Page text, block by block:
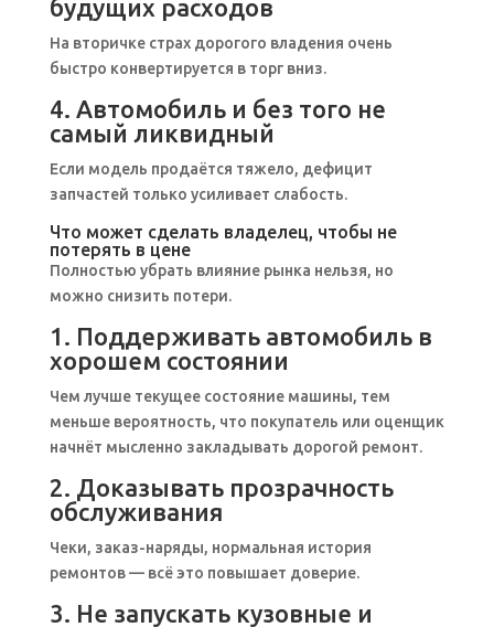
будущих расходов
На вторичке страх дорогого владения очень
быстро конвертируется в торг вниз.
4. Автомобиль и без того не
самый ликвидный
Если модель продаётся тяжело, дефицит
запчастей только усиливает слабость.
Что может сделать владелец, чтобы не
потерять в цене
Полностью убрать влияние рынка нельзя, но
можно снизить потери.
1. Поддерживать автомобиль в
хорошем состоянии
Чем лучше текущее состояние машины, тем
меньше вероятность, что покупатель или оценщик
начнёт мысленно закладывать дорогой ремонт.
2. Доказывать прозрачность
обслуживания
Чеки, заказ-наряды, нормальная история
ремонтов — всё это повышает доверие.
3. Не запускать кузовные и